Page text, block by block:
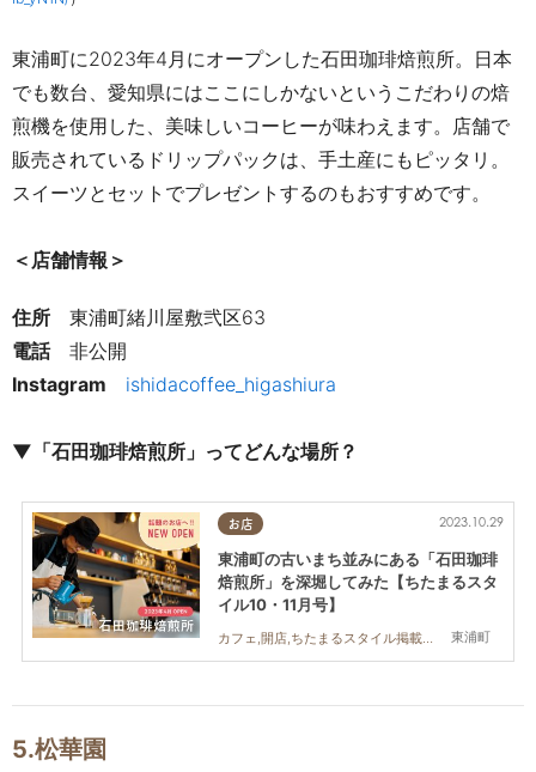
東浦町に2023年4月にオープンした石田珈琲焙煎所。 日本
でも数台、愛知県にはここにしかないというこだわりの焙
煎機を使用した、美味しいコーヒーが味わえます。店舗で
販売されているドリップパックは、手土産にもピッタリ。
スイーツとセットでプレゼントするのもおすすめです。
＜店舗情報＞
住所 東浦町緒川屋敷弐区63
電話非公開
Instagram
ishidacoffee_higashiura
▼ 「石田珈琲焙煎所」ってどんな場所？
お店
東浦町
2023.10.29
東浦町の古いまち並みにある「石田珈琲
焙煎所」を深堀してみた【ちたまるスタ
イル10・11月号】
5.松華園